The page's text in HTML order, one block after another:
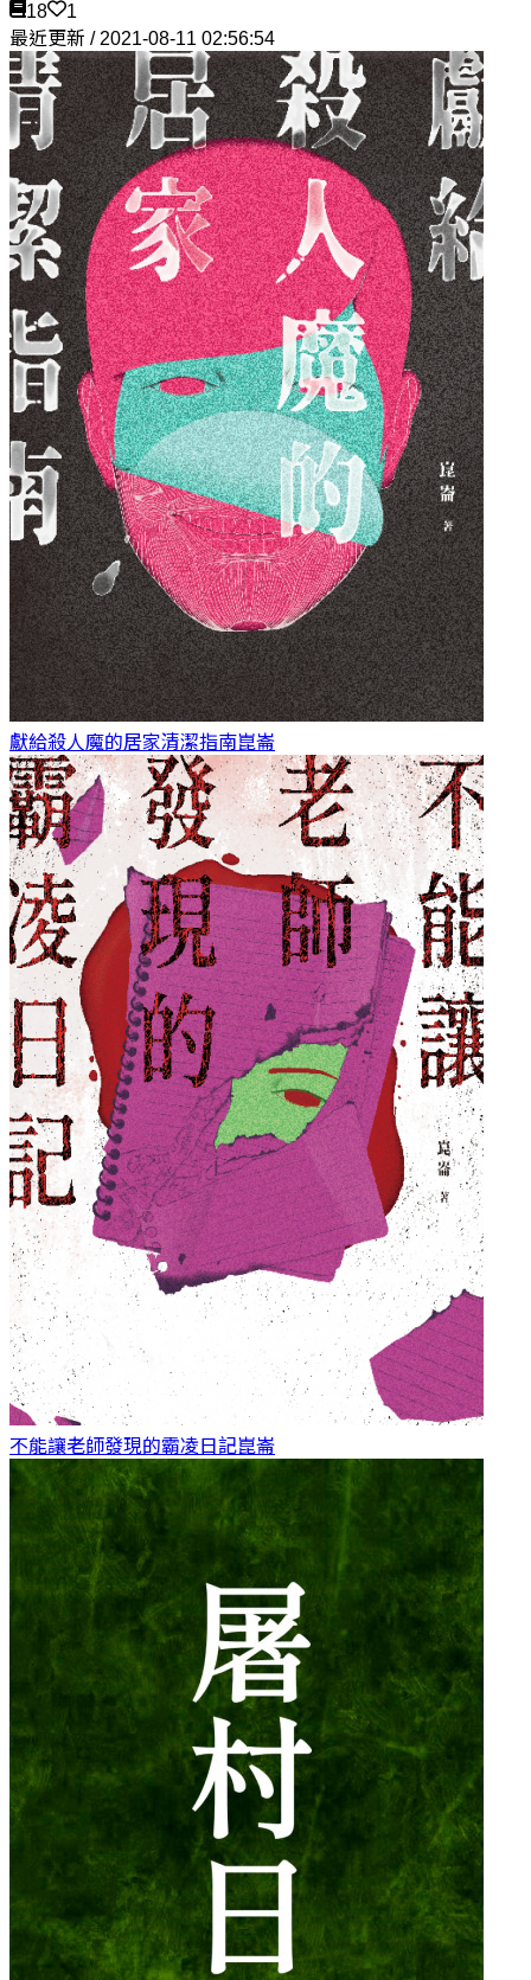
18
1
最近更新 / 2021-08-11 02:56:54
獻給殺人魔的居家清潔指南崑崙
不能讓老師發現的霸凌日記崑崙